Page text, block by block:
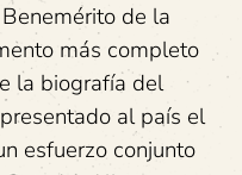
de la
más completo
la biografía del
al país el
esfuerzo conjunto